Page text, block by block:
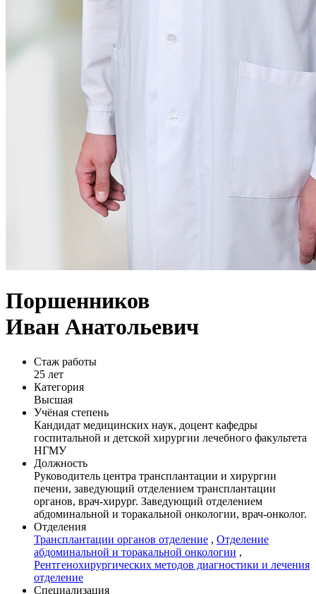
Поршенников
Иван Анатольевич
Стаж работы
25 лет
Категория
Высшая
Учёная степень
Кандидат медицинских наук, доцент кафедры
госпитальной и детской хирургии лечебного факультета
НГМУ
Должность
Руководитель центра трансплантации и хирургии
печени, заведующий отделением трансплантации
органов, врач-хирург. Заведующий отделением
абдоминальной и торакальной онкологии, врач-онколог.
Отделения
Трансплантации органов отделение , Отделение
абдоминальной и торакальной онкологии ,
Рентгенохирургических методов диагностики и лечения
отделение
Специализация